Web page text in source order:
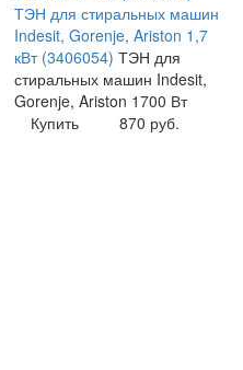
ТЭН для стиральных машин
Indesit, Gorenje, Ariston 1,7
кВт (3406054) ТЭН для
стиральных машин Indesit,
Gorenje, Ariston 1700 Вт
Купить
870 руб.